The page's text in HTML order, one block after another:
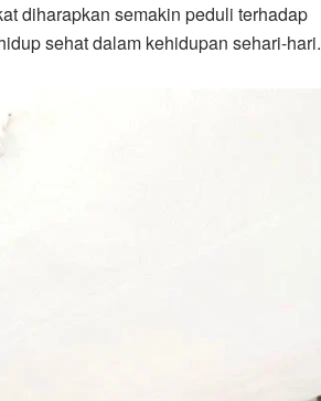
diharapkan semakin peduli terhadap
sehat dalam kehidupan sehari-hari.